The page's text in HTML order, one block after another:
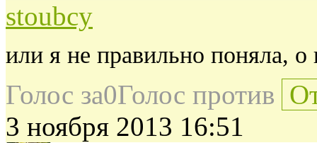
stoubcy
или я не правильно поняла, о
Голос за0Голос против
3 ноября 2013 16:51